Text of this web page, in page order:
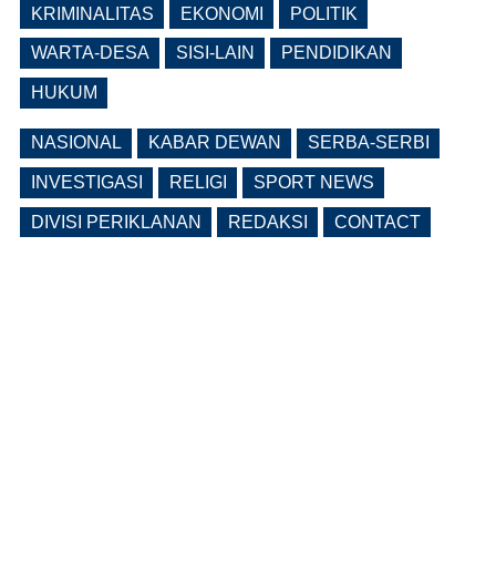
Ngawi Fokus di Eks Rumdin Wakil
Bupati
(0 Reply(s))
KRIMINALITAS EKONOMI POLITIK
WARTA-DESA SISI-LAIN PENDIDIKAN
HUKUM
NASIONAL KABAR DEWAN SERBA-SERBI
INVESTIGASI RELIGI SPORT NEWS
DIVISI PERIKLANAN REDAKSI CONTACT